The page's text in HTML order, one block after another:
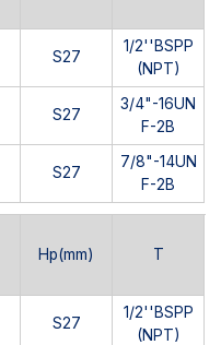
S27
1/2''BSPP
(NPT)
S27
3/4"-16UN
F-2B
S27
7/8"-14UN
F-2B
Hp(mm) T
S27
1/2''BSPP
(NPT)